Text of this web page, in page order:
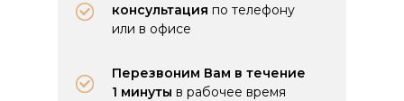
консультация по телефону
или в офисе
Перезвоним Вам в течение
1 минуты в рабочее время